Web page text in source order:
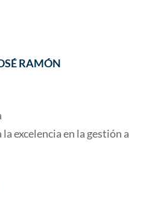
RAMÓN
excelencia en la gestión a